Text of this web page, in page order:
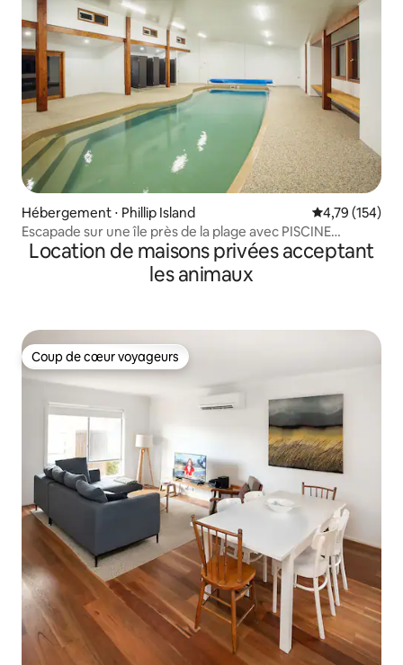
Hébergement ⋅ Phillip Island Évaluation
4,79 (154)
Escapade sur une île près de la plage avec PISCINE
INTÉRIEURE CHAUFFÉE
Location de maisons privées acceptant
les animaux
Coup de cœur voyageurs
Coup de cœur voyageurs